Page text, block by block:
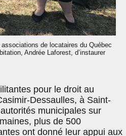
de locataires du Québec
Andrée Laforest, d’instaurer
pour le droit au
Dessaulles, à Saint-
municipales sur
plus de 500
ont donné leur appui aux